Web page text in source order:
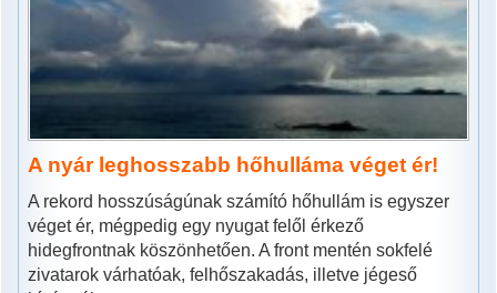
A nyár leghosszabb hőhulláma véget ér!
A rekord hosszúságúnak számító hőhullám is egyszer
véget ér, mégpedig egy nyugat felől érkező
hidegfrontnak köszönhetően. A front mentén sokfelé
zivatarok várhatóak, felhőszakadás, illetve jégeső